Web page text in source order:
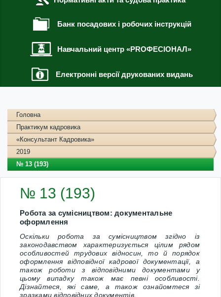
Банк посадових і робочих інструкцій
Навчальний центр «PROФЕСІОНАЛ»
Електронні версії друкованих видань
Головна
Практикум кадровика
«Консультант Кадровика»
2019
№ 13 (193)
№ 13 (193)
Робота за сумісництвом: документальне
оформлення
Оскільки робота за сумісництвом згідно із
законодавством характеризується цілим рядом
особливостей трудових відносин, то й порядок
оформлення відповідної кадрової документації, а
також роботи з відповідними документами у
цьому випадку також має певні особливості.
Дізнайтеся, які саме, а також ознайомтеся зі
зразками відповідних документів.